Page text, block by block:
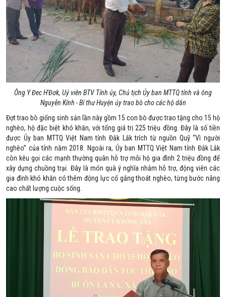
Ông Y Đec H'Đơk, Uỷ viên BTV Tỉnh ủy, Chủ tịch Ủy ban MTTQ tỉnh và ông
Nguyễn Kính - Bí thư Huyện ủy trao bò cho các hộ dân
Đợt trao bò giống sinh sản lần này gồm 15 con bò được trao tặng cho 15 hộ
nghèo, hộ đặc biệt khó khăn, với tổng giá trị 225 triệu đồng. Đây là số tiền
được Ủy ban MTTQ Việt Nam tỉnh Đắk Lắk trích từ nguồn Quỹ “Vì người
nghèo” của tỉnh năm 2018. Ngoài ra, Ủy ban MTTQ Việt Nam tỉnh Đắk Lắk
còn kêu gọi các mạnh thường quân hỗ trợ mỗi hộ gia đình 2 triệu đồng để
xây dựng chuồng trại. Đây là món quà ý nghĩa nhằm hỗ trợ, động viên các
gia đình khó khăn có thêm động lực cố gắng thoát nghèo, từng bước nâng
cao chất lượng cuộc sống.